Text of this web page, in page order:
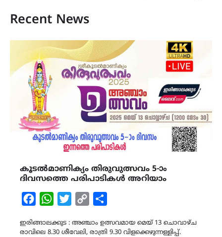
Recent News
കൂടൽമാണിക്യം തിരുവുത്സവം 5-ാം
ദിവസത്തെ പരിപാടികൾ അറിയാം
FacebookWhatsAppTwitterCopy
ഇരിങ്ങാലക്കുട : അഞ്ചാം ഉത്സവമായ മെയ് 13 ചൊവാഴ്ച
രാവിലെ 8.30 ശീവേലി, രാത്രി 9.30 വിളക്കെഴുന്നള്ളിപ്പ്.